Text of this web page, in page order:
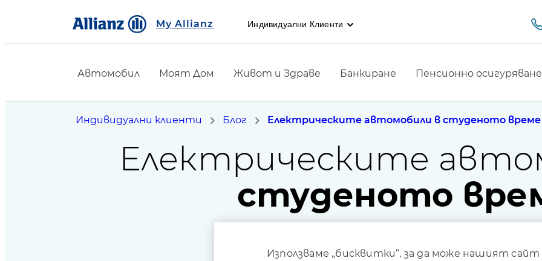
My Allianz Индивидуални Клиенти
Автомобил Моят Дом Живот и Здраве Банкиране Пенсионно осигуряване
Индивидуални клиенти Блог Електрическите автомобили в студеното време
Електрическите
студеното
Използваме „бисквитки“, за да може нашият сайт